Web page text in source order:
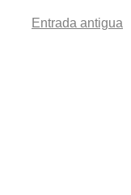
Entrada antigua